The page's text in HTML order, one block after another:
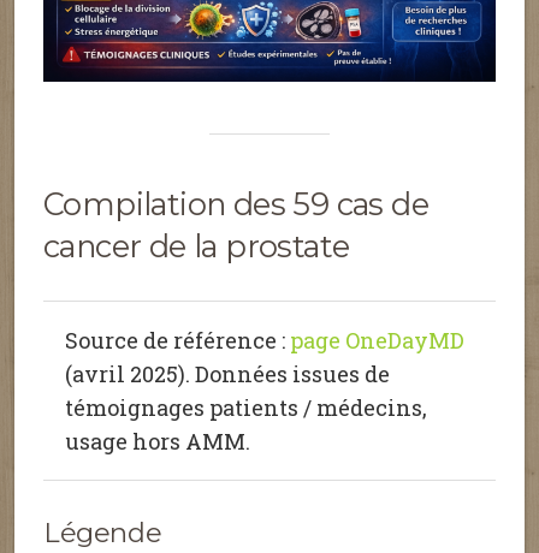
Compilation des 59 cas de
cancer de la prostate
Source de référence : page OneDayMD
(avril 2025). Données issues de
témoignages patients / médecins,
usage hors AMM.
Légende